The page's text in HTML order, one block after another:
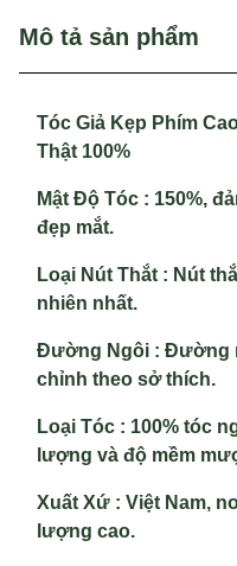
Mô tả sản phẩm
Tóc Giả Kẹp Phím
Thật 100%
Mật Độ Tóc : 150%,
đẹp mắt.
Loại Nút Thắt : Nút
nhiên nhất.
Đường Ngôi : Đường
chỉnh theo sở thích.
Loại Tóc : 100% tóc
lượng và độ mềm
Xuất Xứ : Việt Nam,
lượng cao.